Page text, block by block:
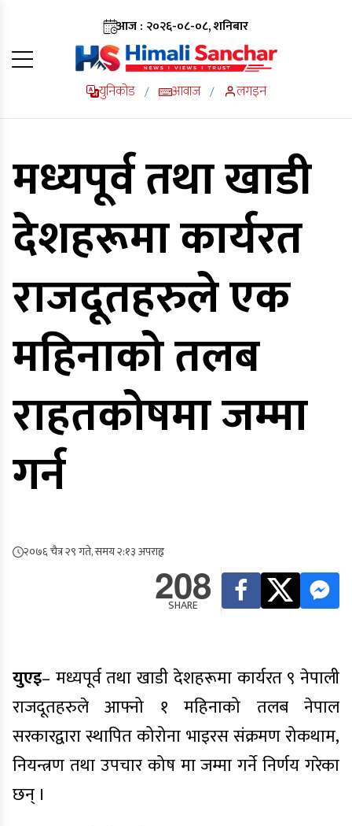
आज : २०२६-०८-०८, शनिबार
युनिकोड / आवाज / लगइन
मध्यपूर्व तथा खाडी
देशहरूमा कार्यरत
राजदूतहरुले एक
महिनाको तलब
राहतकोषमा जम्मा
गर्न
२०७६ चैत्र २९ गते, समय २:१३ अपराह्न
208
SHARE
युएइ– मध्यपूर्व तथा खाडी देशहरूमा कार्यरत ९ नेपाली
राजदूतहरुले आफ्नो १ महिनाको तलब नेपाल
सरकारद्वारा स्थापित कोरोना भाइरस संक्रमण रोकथाम,
नियन्त्रण तथा उपचार कोष मा जम्मा गर्ने निर्णय गरेका
छन् ।